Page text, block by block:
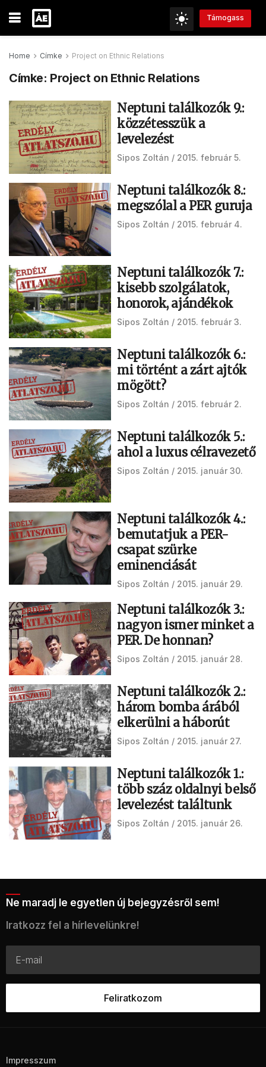
Támogass
Home Címke Project on Ethnic Relations
Címke: Project on Ethnic Relations
Neptuni találkozók 9.:
közzétesszük a
levelezést
Sipos Zoltán 2015. február 5.
Neptuni találkozók 8.:
megszólal a PER guruja
Sipos Zoltán 2015. február 4.
Neptuni találkozók 7.:
kisebb szolgálatok,
honorok, ajándékok
Sipos Zoltán 2015. február 3.
Neptuni találkozók 6.:
mi történt a zárt ajtók
mögött?
Sipos Zoltán 2015. február 2.
Neptuni találkozók 5.:
ahol a luxus célravezető
Sipos Zoltán 2015. január 30.
Neptuni találkozók 4.:
bemutatjuk a PER-
csapat szürke
eminenciását
Sipos Zoltán 2015. január 29.
Neptuni találkozók 3.:
nagyon ismer minket a
PER. De honnan?
Sipos Zoltán 2015. január 28.
Neptuni találkozók 2.:
három bomba árából
elkerülni a háborút
Sipos Zoltán 2015. január 27.
Neptuni találkozók 1.:
több száz oldalnyi belső
levelezést találtunk
Sipos Zoltán 2015. január 26.
Ne maradj le egyetlen új bejegyzésről sem!
Iratkozz fel a hírlevelünkre!
Impresszum